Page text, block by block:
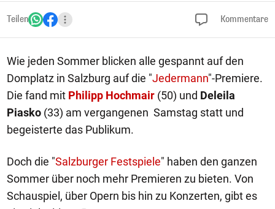
Teilen Kommentare
Wie jeden Sommer blicken alle gespannt auf den
Domplatz in Salzburg auf die "Jedermann"-Premiere.
Die fand mit Philipp Hochmair (50) und Deleila
Piasko (33) am vergangenen Samstag statt und
begeisterte das Publikum.
Doch die "Salzburger Festspiele" haben den ganzen
Sommer über noch mehr Premieren zu bieten. Von
Schauspiel, über Opern bis hin zu Konzerten, gibt es